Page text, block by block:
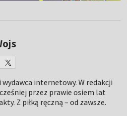
internetowy. W redakcji
przez prawie osiem lat
Z piłką ręczną – od zawsze.